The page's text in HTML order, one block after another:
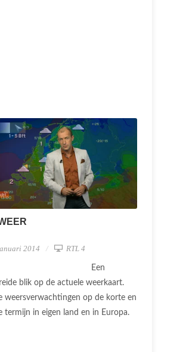
2014 RTL 4
Een
blik op de actuele weerkaart.
weersverwachtingen op de korte en
termijn in eigen land en in Europa.